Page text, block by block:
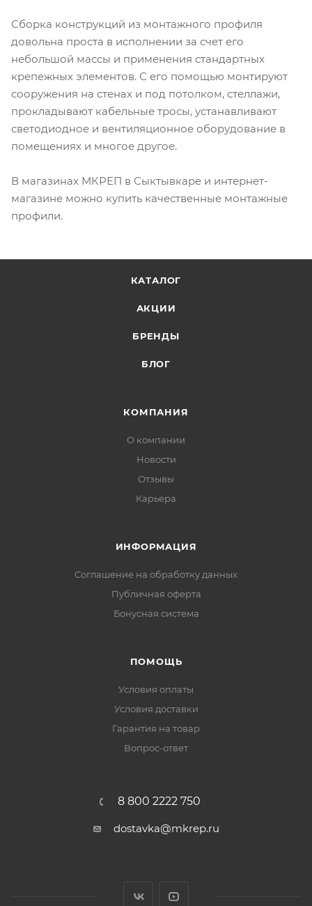
Сборка конструкций из монтажного профиля
довольна проста в исполнении за счет его
небольшой массы и применения стандартных
крепежных элементов. С его помощью монтируют
сооружения на стенах и под потолком, стеллажи,
прокладывают кабельные тросы, устанавливают
светодиодное и вентиляционное оборудование в
помещениях и многое другое.
В магазинах МКРЕП в Сыктывкаре и интернет-
магазине можно купить качественные монтажные
профили.
КАТАЛОГ
АКЦИИ
БРЕНДЫ
БЛОГ
КОМПАНИЯ
О компании
Новости
Отзывы
Карьера
ИНФОРМАЦИЯ
Соглашение на обработку данных
Публичная оферта
Бонусная система
ПОМОЩЬ
Условия оплаты
Условия доставки
Гарантия на товар
Вопрос-ответ
8 800 2222 750
dostavka@mkrep.ru